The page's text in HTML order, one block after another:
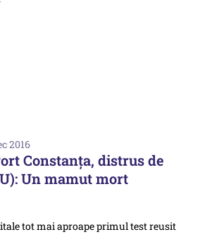
2016
Constanța, distrus de
Un mamut mort